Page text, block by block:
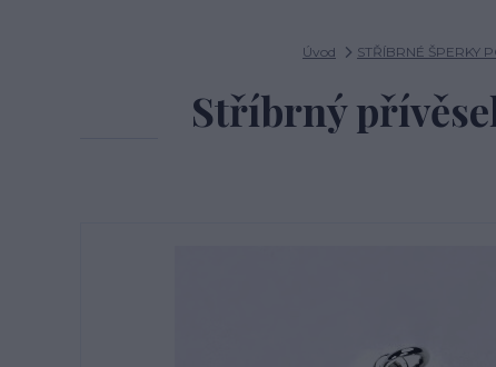
Úvod STŘÍBRNÉ ŠPERKY
Stříbrný